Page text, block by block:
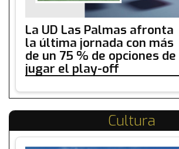
La UD Las Palmas afronta
la última jornada con más
de un 75 % de opciones de
jugar el play-off
Cultura